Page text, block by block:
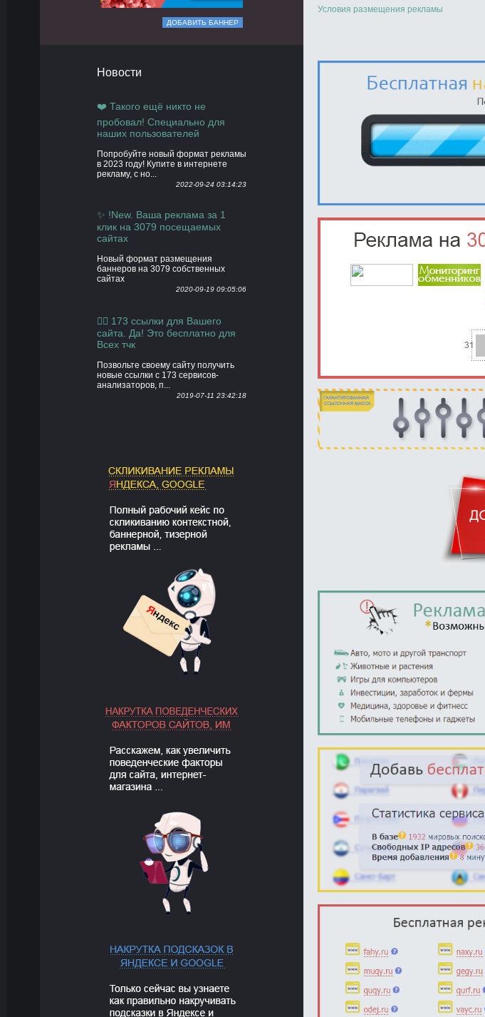
ДОБАВИТЬ БАННЕР
Новости
❤️ Такого ещё никто не
пробовал! Специально для
наших пользователей
Попробуйте новый формат рекламы
в 2023 году! Купите в интернете
рекламу, с но...
2022-09-24 03:14:23
✨ !New. Ваша реклама за 1
клик на 3079 посещаемых
сайтах
Новый формат размещения
баннеров на 3079 собственных
сайтах
2020-09-19 09:05:06
👍🏻 173 ссылки для Вашего
сайта. Да! Это бесплатно для
Всех тчк
Позвольте своему сайту получить
новые ссылки с 173 сервисов-
анализаторов, п...
2019-07-11 23:42:18
Условия размещения рекламы